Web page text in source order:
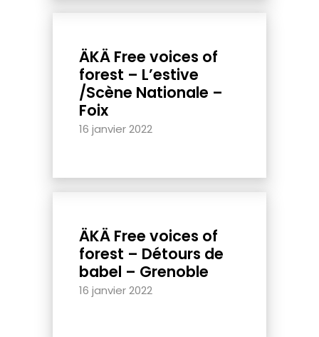
ÄKÄ Free voices of
forest – L’estive
/Scène Nationale –
Foix
16 janvier 2022
ÄKÄ Free voices of
forest – Détours de
babel – Grenoble
16 janvier 2022